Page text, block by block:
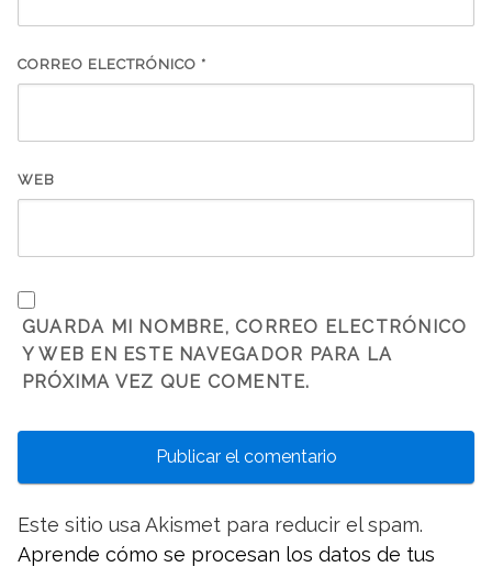
CORREO ELECTRÓNICO *
WEB
GUARDA MI NOMBRE, CORREO ELECTRÓNICO
Y WEB EN ESTE NAVEGADOR PARA LA
PRÓXIMA VEZ QUE COMENTE.
Este sitio usa Akismet para reducir el spam.
Aprende cómo se procesan los datos de tus